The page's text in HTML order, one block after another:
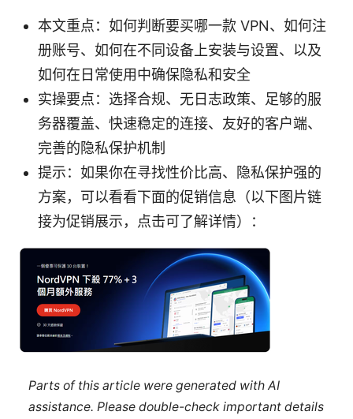
本文重点：如何判断要买哪一款 VPN、如何注
册账号、如何在不同设备上安装与设置、以及
如何在日常使用中确保隐私和安全
实操要点：选择合规、无日志政策、足够的服
务器覆盖、快速稳定的连接、友好的客户端、
完善的隐私保护机制
提示：如果你在寻找性价比高、隐私保护强的
方案，可以看看下面的促销信息（以下图片链
接为促销展示，点击可了解详情）：
Parts of this article were generated with AI
assistance. Please double-check important details